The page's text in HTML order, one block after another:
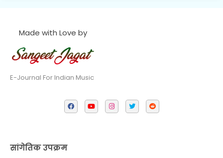
Made with Love by
E-Journal For Indian Music
सांगेतिक उपक्रम